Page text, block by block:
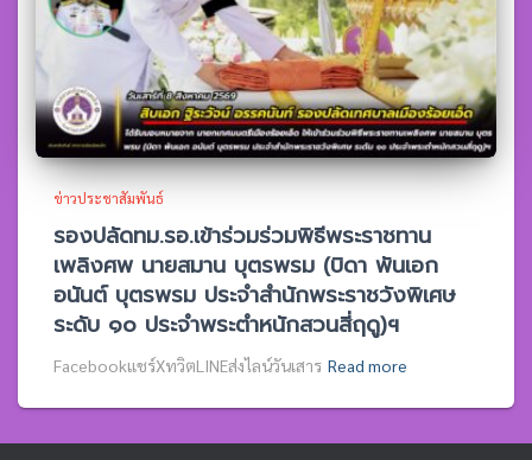
ข่าวประชาสัมพันธ์
รองปลัดทม.รอ.เข้าร่วมร่วมพิธีพระราชทาน
เพลิงศพ นายสมาน บุตรพรม (บิดา พันเอก
อนันต์ บุตรพรม ประจำสำนักพระราชวังพิเศษ
ระดับ ๑๐ ประจำพระตำหนักสวนสี่ฤดู)ฯ
Facebookแชร์XทวิตLINEส่งไลน์วันเสาร Read more